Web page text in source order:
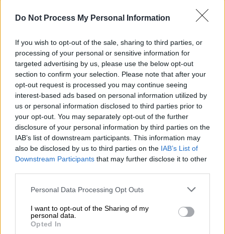
Do Not Process My Personal Information
If you wish to opt-out of the sale, sharing to third parties, or
processing of your personal or sensitive information for
targeted advertising by us, please use the below opt-out
section to confirm your selection. Please note that after your
opt-out request is processed you may continue seeing
interest-based ads based on personal information utilized by
us or personal information disclosed to third parties prior to
your opt-out. You may separately opt-out of the further
disclosure of your personal information by third parties on the
IAB’s list of downstream participants. This information may
also be disclosed by us to third parties on the IAB’s List of
Downstream Participants that may further disclose it to other
Please note that this website/app uses one or more Google
not limited to your visit or usage behaviour. You may click to
grant or deny consent to Google and its third-party tags to
use your data for below specified purposes in below Google
Personal Data Processing Opt Outs
I want to opt-out of the Sharing of my
personal data.
Opted In
ΥΠΕΞ Ιράν: O Τζον Μπόλτον σχεδιάζει
πόλεμο εναντίον της Τεχεράνης
Δεν επιδιώκουμε τον πόλεμο με την
Αμερική, δηλώνει στον Μακρόν ο Ροχανί